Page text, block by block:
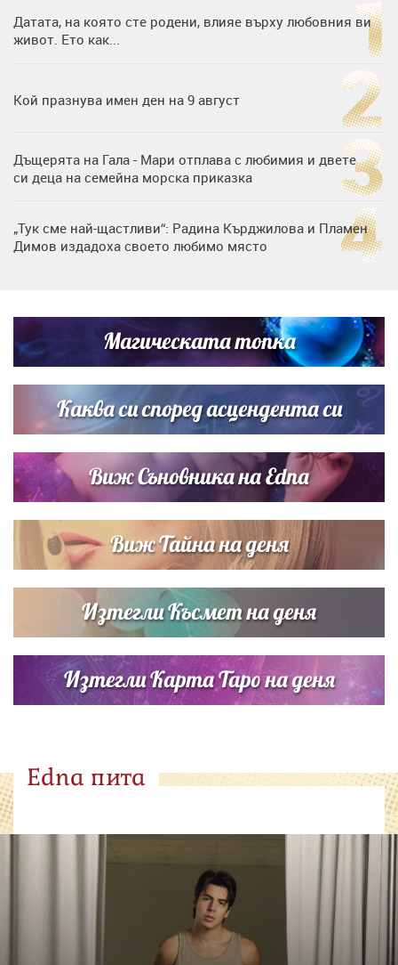
Датата, на която сте родени, влияе върху любовния ви
живот. Ето как...
Кой празнува имен ден на 9 август
Дъщерята на Гала - Мари отплава с любимия и двете
си деца на семейна морска приказка
„Тук сме най-щастливи“: Радина Кърджилова и Пламен
Димов издадоха своето любимо място
кадри с Башар Рахал и малкия им син
Дъщерята на Тодор Батков вдигна сватба, Стоичков и
Братя Аргирови я изненадаха с песен
Магическата топка
Каква си според асцендента си
Виж Съновника на Edna
Виж Тайна на деня
Изтегли Късмет на деня
Изтегли Карта Таро на деня
Edna пита